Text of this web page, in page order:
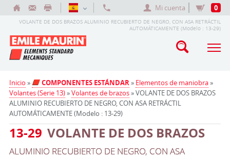
Mi cuenta 0
VOLANTE DE DOS BRAZOS ALUMINIO RECUBIERTO DE NEGRO, CON ASA RETRÁCTIL
AUTOMÁTICAMENTE (Modelo : 13-29)
Inicio » COMPONENTES ESTÁNDAR» Elementos de maniobra»
Volantes (Serie 13)»Volantes de brazos» VOLANTE DE DOS BRAZOS
ALUMINIO RECUBIERTO DE NEGRO, CON ASA RETRÁCTIL
AUTOMÁTICAMENTE (Modelo : 13-29)
13-29 VOLANTE DE DOS BRAZOS
ALUMINIO RECUBIERTO DE NEGRO, CON ASA